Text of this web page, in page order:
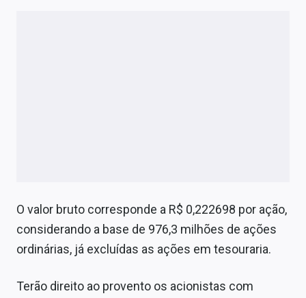
Tecnologia
Conteúdo de Marca
Sobre
O valor bruto corresponde a R$ 0,222698 por ação,
considerando a base de 976,3 milhões de ações
ordinárias, já excluídas as ações em tesouraria.
Terão direito ao provento os acionistas com